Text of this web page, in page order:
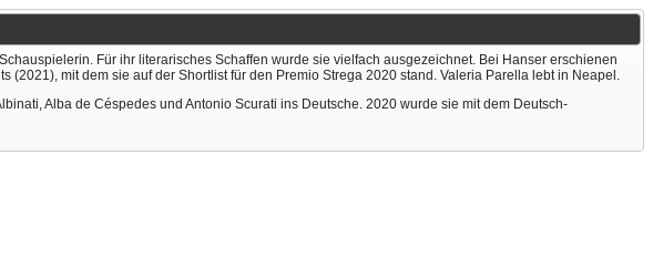
Für ihr literarisches Schaffen wurde sie vielfach ausgezeichnet. Bei Hanser erschienen
mit dem sie auf der Shortlist für den Premio Strega 2020 stand. Valeria Parella lebt in Neapel.
Alba de Céspedes und Antonio Scurati ins Deutsche. 2020 wurde sie mit dem Deutsch-